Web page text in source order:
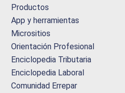
Productos
App y herramientas
Micrositios
Orientación Profesional
Enciclopedia Tributaria
Enciclopedia Laboral
Comunidad Errepar